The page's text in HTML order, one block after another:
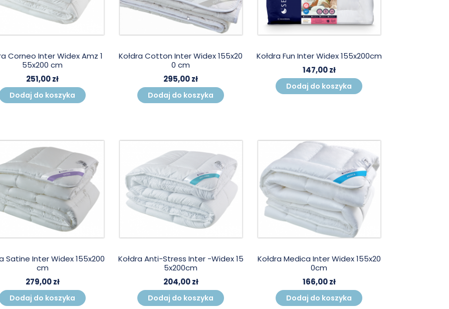
Corneo Inter Widex Amz 1
55x200 cm
251,00 zł
Dodaj do koszyka
Kołdra Cotton Inter Widex 155x20
0 cm
295,00 zł
Dodaj do koszyka
Kołdra Fun Inter Widex 155x200cm
147,00 zł
Dodaj do koszyka
Satine Inter Widex 155x200
cm
279,00 zł
Dodaj do koszyka
Kołdra Anti-Stress Inter -Widex 15
5x200cm
204,00 zł
Dodaj do koszyka
Kołdra Medica Inter Widex 155x20
0cm
166,00 zł
Dodaj do koszyka